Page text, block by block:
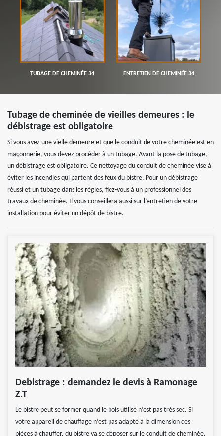
TUBAGE DE CHEMINÉE 34 ENTRETIEN DE CHEMINÉE 34
Tubage de cheminée de vieilles demeures : le
débistrage est obligatoire
Si vous avez une vielle demeure et que le conduit de votre cheminée est en
maçonnerie, vous devez procéder à un tubage. Avant la pose de tubage,
un débistrage est obligatoire. Ce nettoyage du conduit de cheminée vise à
éviter les incendies qui partent des feux du bistre. Pour un débistrage
réussi et un tubage dans les règles, fiez-vous à un professionnel des
travaux de cheminée. Il vous conseillera aussi sur l’entretien de votre
installation pour éviter un dépôt de bistre.
Debistrage : demandez le devis à Ramonage
Z.T
Le bistre peut se former quand le bois utilisé n’est pas très sec. Si
votre appareil de chauffage n’est pas adapté à la dimension des
pièces à chauffer, du bistre va se déposer sur le conduit de cheminée.